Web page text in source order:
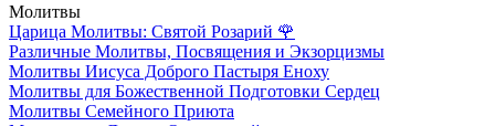
Молитвы
Царица Молитвы: Святой Розарий 🌹
Различные Молитвы, Посвящения и Экзорцизмы
Молитвы Иисуса Доброго Пастыря Еноху
Молитвы для Божественной Подготовки Сердец
Молитвы Семейного Приюта